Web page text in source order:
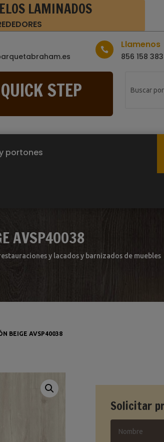
LAMINADOS
 Llamenos
856 158 383
STEP
portones
AVSP40038
y lacados y barnizados de muebles
BEIGE AVSP40038
Solicitar